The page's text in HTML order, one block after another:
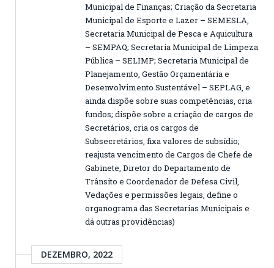
Municipal de Finanças; Criação da Secretaria
Municipal de Esporte e Lazer – SEMESLA,
Secretaria Municipal de Pesca e Aquicultura
– SEMPAQ; Secretaria Municipal de Limpeza
Pública – SELIMP; Secretaria Municipal de
Planejamento, Gestão Orçamentária e
Desenvolvimento Sustentável – SEPLAG, e
ainda dispõe sobre suas competências, cria
fundos; dispõe sobre a criação de cargos de
Secretários, cria os cargos de
Subsecretários, fixa valores de subsídio;
reajusta vencimento de Cargos de Chefe de
Gabinete, Diretor do Departamento de
Trânsito e Coordenador de Defesa Civil,
Vedações e permissões legais, define o
organograma das Secretarias Municipais e
dá outras providências)
DEZEMBRO, 2022